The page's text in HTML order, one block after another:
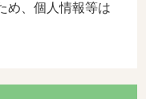
め、個人情報等は